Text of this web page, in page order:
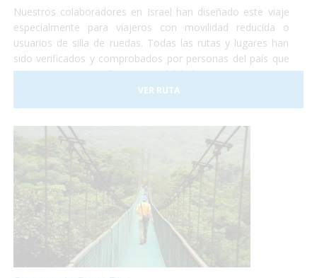
Nuestros colaboradores en Israel han diseñado este viaje
especialmente para viajeros con movilidad reducida o
usuarios de silla de ruedas. Todas las rutas y lugares han
sido verificados y comprobados por personas del país que
nos garantizan su máxima accesibilidad!
VER RUTA